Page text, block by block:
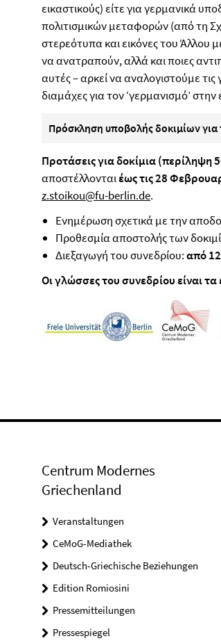
εικαστικούς) είτε για γερμανικά
πολιτισμικών μεταφορών (από τη
στερεότυπα και εικόνες του Άλλου
να ανατραπούν, αλλά και ποιες
αυτές – αρκεί να αναλογιστούμε τις
διαμάχες για τον ‘γερμανισμό’ στην
Πρόσκληση υποβολής δοκιμίων
Προτάσεις για δοκίμια (περίληψη
αποστέλλονταιέως τις 28
z.stoikou@fu-berlin.de.
Ενημέρωση σχετικά με την
Προθεσμία αποστολής των
Διεξαγωγή του συνεδρίου:από
Οι γλώσσες του συνεδρίου είναι
Centrum Modernes
Griechenland
Veranstaltungen
CeMoG-Mediathek
Deutsch-Griechische Beziehungen
Edition Romiosini
Pressemitteilungen
Pressespiegel